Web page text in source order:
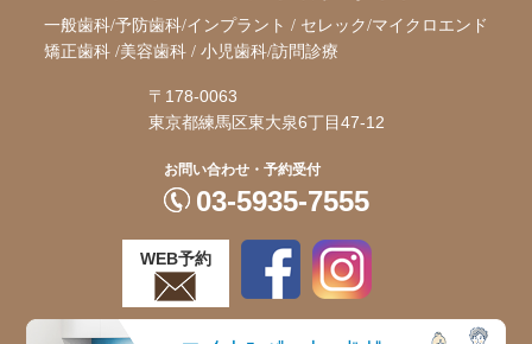
一般歯科/予防歯科/インプラント / セレック/マイクロエンド
矯正歯科 /美容歯科 / 小児歯科/訪問診療
〒178-0063
東京都練馬区東大泉6丁目47-12
お問い合わせ・予約受付
03-5935-7555
WEB予約